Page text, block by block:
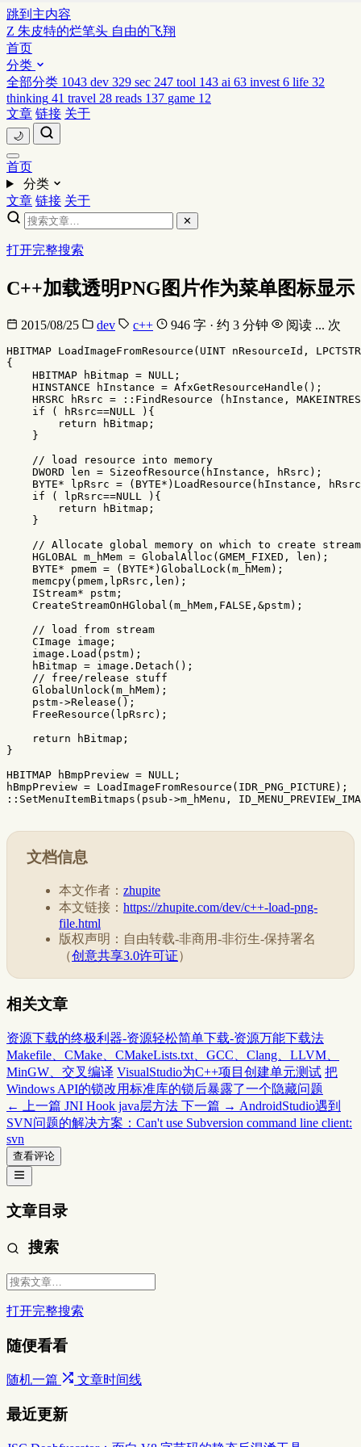
跳到主内容
Z 朱皮特的烂笔头 自由的飞翔
首页
分类
全部分类 1043 dev 329 sec 247 tool 143 ai 63 invest 6 life 32
thinking 41 travel 28 reads 137 game 12
文章 链接 关于
🌙
首页
分类
文章 链接 关于
✕
打开完整搜索
C++加载透明PNG图片作为菜单图标显示
2015/08/25 dev c++ 946 字 · 约 3 分钟 阅读 ... 次
HBITMAP LoadImageFromResource ( UINT nResourceId ,
LPCTSTR
{
HBITMAP
hBitmap = NULL ;
HINSTANCE
hInstance = AfxGetResourceHandle ();
HRSRC
hRsrc = :: FindResource ( hInstance ,
if
( hRsrc==NULL
){
return
hBitmap ;
}
// load resource into memory
DWORD
len = SizeofResource ( hInstance , hRsrc );
BYTE* lpRsrc = ( BYTE* ) LoadResource ( hInstance ,
hRsrc
if
( lpRsrc==NULL
){
return
hBitmap ;
}
// Allocate global memory on which to create
HGLOBAL
m_hMem = GlobalAlloc ( GMEM_FIXED , len );
BYTE* pmem = ( BYTE* ) GlobalLock ( m_hMem);
memcpy( pmem , lpRsrc , len );
IStream* pstm ;
CreateStreamOnHGlobal ( m_hMem , FALSE , &pstm);
// load from stream
CImage
image ;
image . Load ( pstm);
hBitmap = image . Detach ();
// free/release stuff
GlobalUnlock ( m_hMem);
pstm->Release ();
FreeResource ( lpRsrc );
return
hBitmap ;
}
HBITMAP
hBmpPreview = NULL ;
hBmpPreview = LoadImageFromResource ( IDR_PNG_PICTURE );
:: SetMenuItemBitmaps ( psub ->m_hMenu ,
文档信息
本文作者： zhupite
本文链接： https://zhupite.com/dev/c++-load-png-
file.html
版权声明：自由转载-非商用-非衍生-保持署名
（创意共享3.0许可证）
相关文章
资源下载的终极利器-资源轻松简单下载-资源万能下载法
Makefile、CMake、CMakeLists.txt、GCC、Clang、LLVM、
MinGW、交叉编译 VisualStudio为C++项目创建单元测试 把
Windows API的锁改用标准库的锁后暴露了一个隐藏问题
← 上一篇 JNI Hook java层方法 下一篇 → AndroidStudio遇到
SVN问题的解决方案：Can't use Subversion command line client:
svn
查看评论
文章目录
搜索
打开完整搜索
随便看看
随机一篇 文章时间线
最近更新